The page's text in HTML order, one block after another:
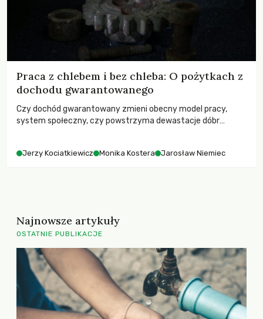
Praca z chlebem i bez chleba: O pożytkach z
dochodu gwarantowanego
Czy dochód gwarantowany zmieni obecny model pracy,
system społeczny, czy powstrzyma dewastacje dóbr
Jerzy Kociatkiewicz Monika Kostera Jarosław Niemiec
Najnowsze artykuły
OSTATNIE PUBLIKACJE